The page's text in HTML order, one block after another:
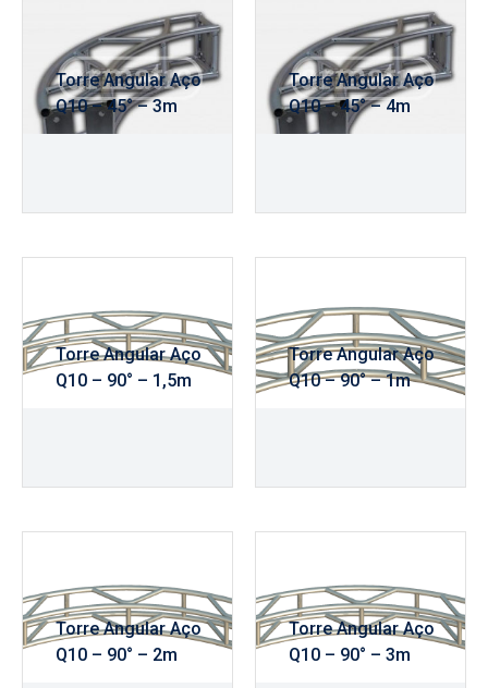
Torre Angular Aço
Q10 – 45° – 3m
Torre Angular Aço
Q10 – 45° – 4m
Torre Angular Aço
Q10 – 90° – 1,5m
Torre Angular Aço
Q10 – 90° – 1m
Torre Angular Aço
Q10 – 90° – 2m
Torre Angular Aço
Q10 – 90° – 3m